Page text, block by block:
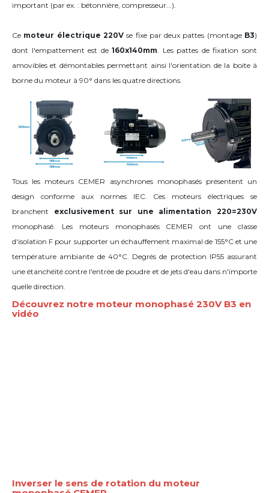
important (par ex. : bétonnière, compresseur...).
Ce moteur électrique 220Vse fixe par deux pattes (montage B3)
dont l'empattement est de160x140mm. Les pattes de fixation sont
amovibles et démontables permettant ainsi l'orientation de la boite à
borne du moteur à 90° dans les quatre directions.
Tous les moteurs CEMER asynchrones monophasés présentent un
design conforme aux normes IEC. Ces moteurs électriques se
branchent exclusivement sur une alimentation 220=230V
monophasé. Les moteurs monophasés CEMER ont une classe
d'isolation F pour supporter un échauffement maximal de 155°C et une
température ambiante de 40°C. Degrés de protection IP55 assurant
une étanchéité contre l'entrée de poudre et de jets d'eau dans n'importe
quelle direction.
Découvrez notre moteur monophasé 230V B3 en
vidéo
Inverser le sens de rotation du moteur